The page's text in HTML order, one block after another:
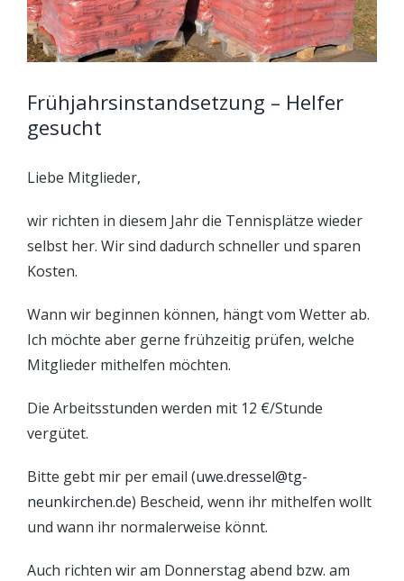
Frühjahrsinstandsetzung – Helfer
gesucht
Liebe Mitglieder,
wir richten in diesem Jahr die Tennisplätze wieder
selbst her. Wir sind dadurch schneller und sparen
Kosten.
Wann wir beginnen können, hängt vom Wetter ab.
Ich möchte aber gerne frühzeitig prüfen, welche
Mitglieder mithelfen möchten.
Die Arbeitsstunden werden mit 12 €/Stunde
vergütet.
Bitte gebt mir per email (uwe.dressel@tg-
neunkirchen.de) Bescheid, wenn ihr mithelfen wollt
und wann ihr normalerweise könnt.
Auch richten wir am Donnerstag abend bzw. am